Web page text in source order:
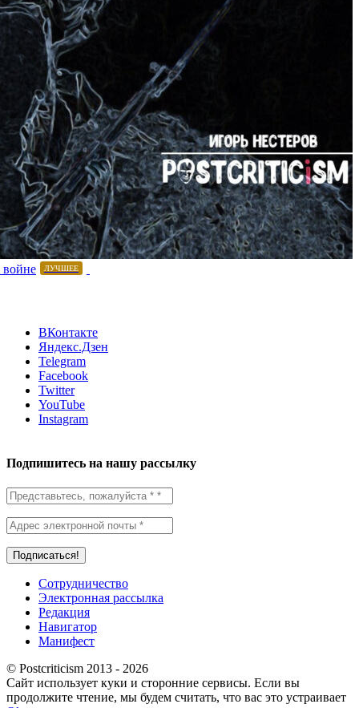
ЛУЧШЕЕ
ВКонтакте
Яндекс.Дзен
Telegram
Facebook
Twitter
YouTube
Instagram
Подпишитесь на нашу рассылку
Сотрудничество
Электронная рассылка
Редакция
Навигатор
Манифест
© Postcriticism 2013 - 2026
Сайт использует куки и сторонние сервисы. Если вы
продолжите чтение, мы будем считать, что вас это устраивает